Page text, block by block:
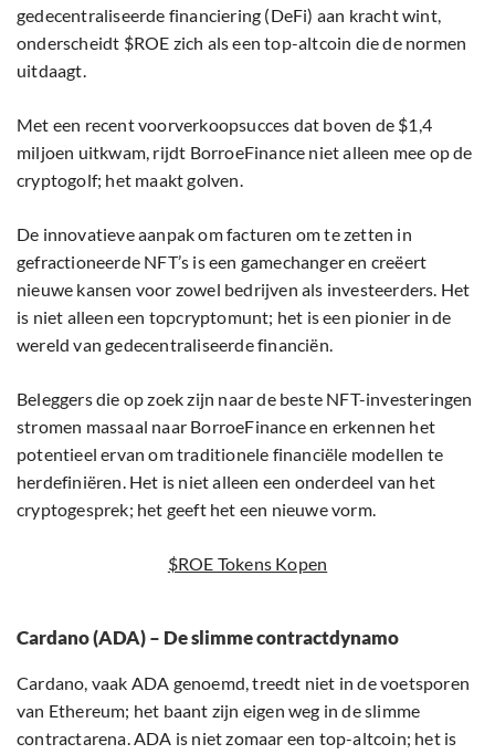
gedecentraliseerde financiering (DeFi) aan kracht wint,
onderscheidt $ROE zich als een top-altcoin die de normen
uitdaagt.
Met een recent voorverkoopsucces dat boven de $1,4
miljoen uitkwam, rijdt BorroeFinance niet alleen mee op de
cryptogolf; het maakt golven.
De innovatieve aanpak om facturen om te zetten in
gefractioneerde NFT’s is een gamechanger en creëert
nieuwe kansen voor zowel bedrijven als investeerders. Het
is niet alleen een topcryptomunt; het is een pionier in de
wereld van gedecentraliseerde financiën.
Beleggers die op zoek zijn naar de beste NFT-investeringen
stromen massaal naar BorroeFinance en erkennen het
potentieel ervan om traditionele financiële modellen te
herdefiniëren. Het is niet alleen een onderdeel van het
cryptogesprek; het geeft het een nieuwe vorm.
$ROE Tokens Kopen
Cardano (ADA) – De slimme contractdynamo
Cardano, vaak ADA genoemd, treedt niet in de voetsporen
van Ethereum; het baant zijn eigen weg in de slimme
contractarena. ADA is niet zomaar een top-altcoin; het is